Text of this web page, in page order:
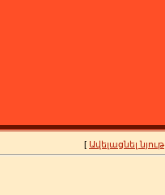
[ Ավելացնել նյութ